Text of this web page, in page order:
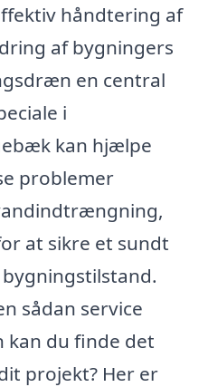
håndtering af
af bygningers
en central
i
kan hjælpe
problemer
at sikre et sundt
sådan service
kan du finde det
projekt? Her er